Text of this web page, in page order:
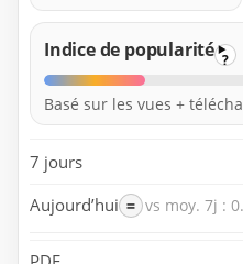
Indice de popularité ?
Basé sur les vues +
7 jours
Aujourd’hui = vs moy. 7j :